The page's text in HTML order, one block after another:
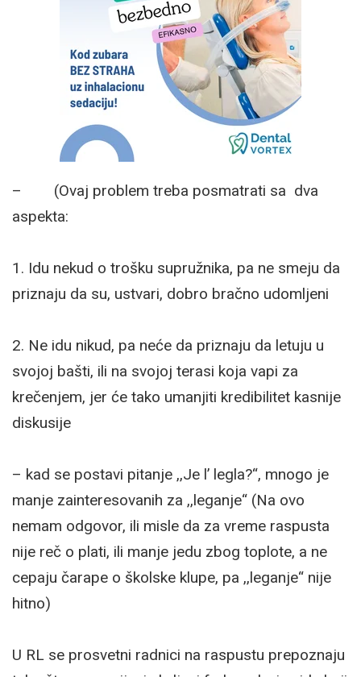
– (Ovaj problem treba posmatrati sa dva
aspekta:
1. Idu nekud o trošku supružnika, pa ne smeju da
priznaju da su, ustvari, dobro bračno udomljeni
2. Ne idu nikud, pa neće da priznaju da letuju u
svojoj bašti, ili na svojoj terasi koja vapi za
krečenjem, jer će tako umanjiti kredibilitet kasnije
diskusije
– kad se postavi pitanje ,,Je l’ legla?“, mnogo je
manje zainteresovanih za ,,leganje“ (Na ovo
nemam odgovor, ili misle da za vreme raspusta
nije reč o plati, ili manje jedu zbog toplote, a ne
cepaju čarape o školske klupe, pa ,,leganje“ nije
hitno)
U RL se prosvetni radnici na raspustu prepoznaju